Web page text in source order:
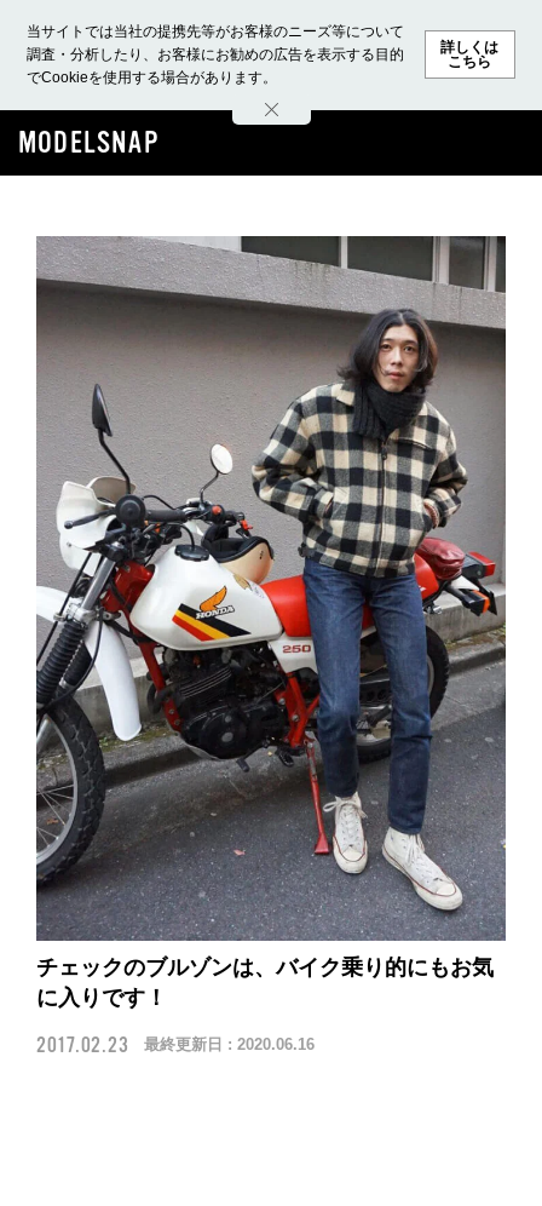
当サイトでは当社の提携先等がお客様のニーズ等について
調査・分析したり、お客様にお勧めの広告を表示する目的
でCookieを使用する場合があります。
詳しくは
こちら
ホーム モデル募集 ランキング ファッション ビューテ
MODELSNAP
チェックのブルゾンは、バイク乗り的にもお気
に入りです！
2017.02.23
最終更新日 : 2020.06.16